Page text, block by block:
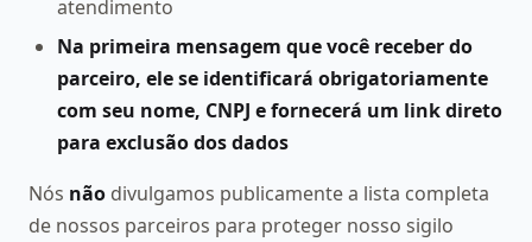
atendimento
Na primeira mensagem que você receber do
parceiro, ele se identificará obrigatoriamente
com seu nome, CNPJ e fornecerá um link direto
para exclusão dos dados
Nós não divulgamos publicamente a lista completa
de nossos parceiros para proteger nosso sigilo